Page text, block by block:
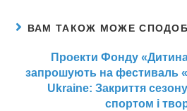
ВАМ ТАКОЖ МОЖЕ
Проекти Фонду
запрошують на фестиваль
Ukraine: Закриття
спортом і